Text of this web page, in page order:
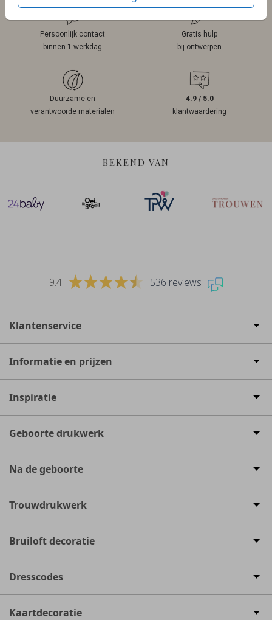
Persoonlijk contact
binnen 1 werkdag
Gratis hulp
bij ontwerpen
Duurzame en
verantwoorde materialen
4.9 / 5.0
klantwaardering
BEKEND VAN
9.4 536 reviews
Klantenservice
Informatie en prijzen
Inspiratie
Geboorte drukwerk
Na de geboorte
Trouwdrukwerk
Bruiloft decoratie
Dresscodes
Kaartdecoratie